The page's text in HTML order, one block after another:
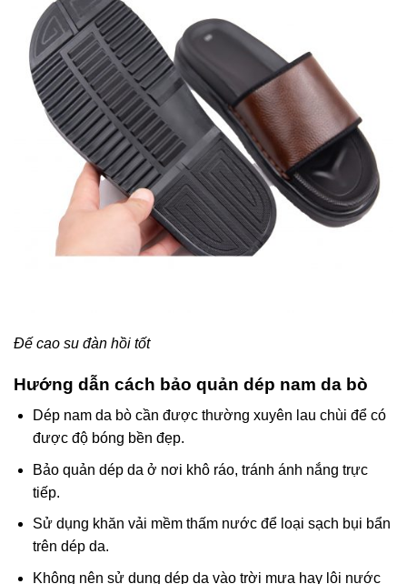
Đế cao su đàn hồi tốt
Hướng dẫn cách bảo quản dép nam da bò
Dép nam da bò cần được thường xuyên lau chùi để có
được độ bóng bền đẹp.
Bảo quản dép da ở nơi khô ráo, tránh ánh nắng trực
tiếp.
Sử dụng khăn vải mềm thấm nước để loại sạch bụi bẩn
trên dép da.
Không nên sử dụng dép da vào trời mưa hay lội nước